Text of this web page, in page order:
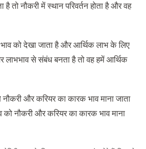
है तो नौकरी में स्थान परिवर्तन होता है और वह
को देखा जाता है और आर्थिक लाभ के लिए
से संबंध बनता है तो वह हमें आर्थिक
और करियर का कारक भाव माना जाता
नौकरी और करियर का कारक भाव माना